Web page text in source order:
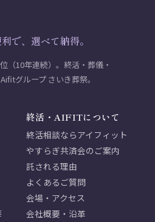
で、選べて納得。
（10年連続）。終活・葬儀・
グループ さいき葬祭。
終活・AIFITについて
終活相談ならアイフィット
やすらぎ共済会のご案内
託される理由
よくあるご質問
会場・アクセス
会社概要・沿革